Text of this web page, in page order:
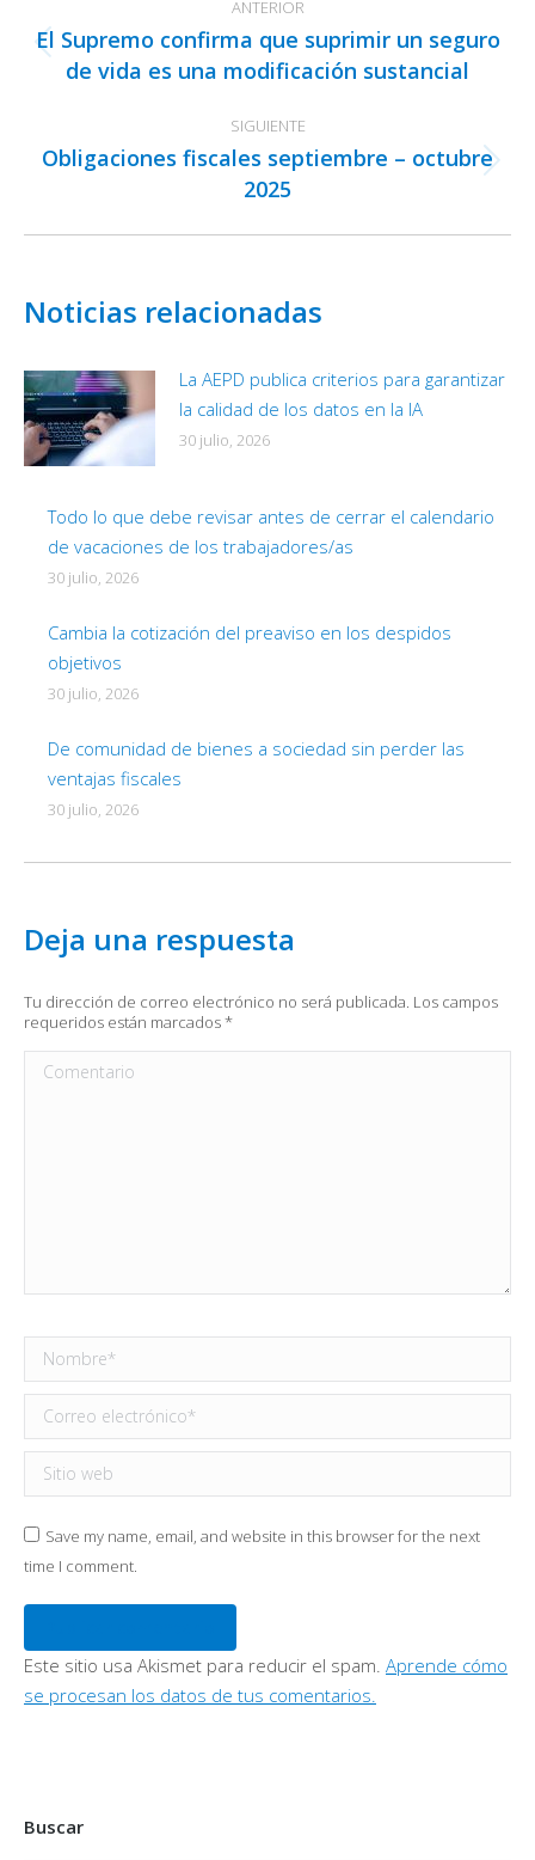
entre
publicaciones
ANTERIOR
Publicación
anterior:
El Supremo confirma que suprimir un seguro
de vida es una modificación sustancial
SIGUIENTE
Publicación
siguiente:
Obligaciones fiscales septiembre – octubre
2025
Noticias relacionadas
La AEPD publica criterios para garantizar
la calidad de los datos en la IA
30 julio, 2026
Todo lo que debe revisar antes de cerrar el calendario
de vacaciones de los trabajadores/as
30 julio, 2026
Cambia la cotización del preaviso en los despidos
objetivos
30 julio, 2026
De comunidad de bienes a sociedad sin perder las
ventajas fiscales
30 julio, 2026
Deja una respuesta
Tu dirección de correo electrónico no será publicada. Los campos
requeridos están marcados*
Comentario
Nombre *
Correo electrónico *
Sitio web
Save my name, email, and website in this browser for the next
time I comment.
Este sitio usa Akismet para reducir el spam. Aprende cómo
se procesan los datos de tus comentarios.
Buscar